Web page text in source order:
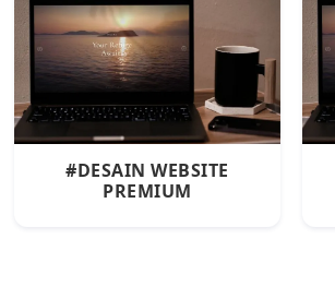
#DESAIN WEBSITE
PREMIUM